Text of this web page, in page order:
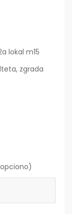
lokal m15
zgrada